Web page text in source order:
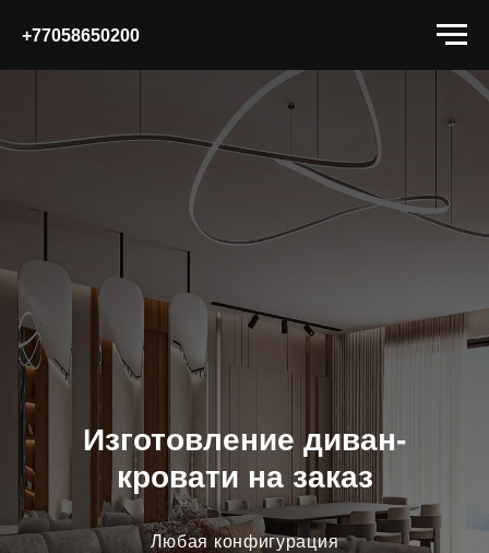
+77058650200
Изготовление диван-
кровати на заказ
Любая конфигурация